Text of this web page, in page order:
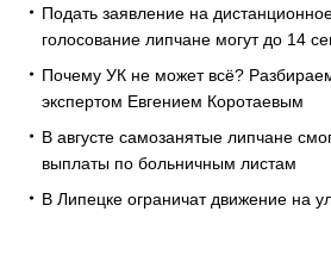
Подать заявление на
голосование липчане могут до 14
Почему УК не может всё?
экспертом Евгением Коротаевым
В августе самозанятые липчане
выплаты по больничным листам
В Липецке ограничат движение на